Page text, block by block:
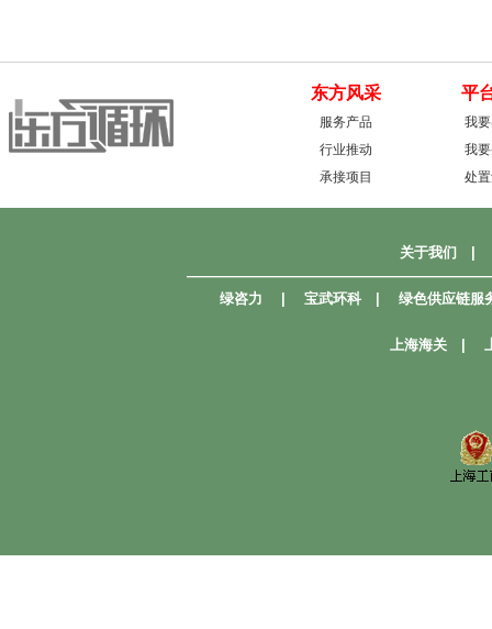
东方风采
服务产品
行业推动
承接项目
平
我
我
处
关于我们
绿咨力
宝武环科 绿色供应链服
上海海关